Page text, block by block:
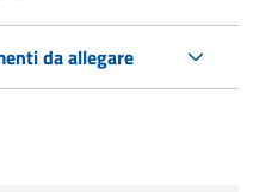
da allegare